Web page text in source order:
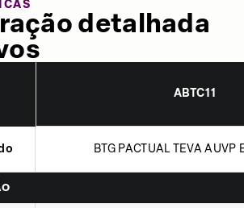
detalhada
ABTC11
BTG PACTUAL TEVA AUVP